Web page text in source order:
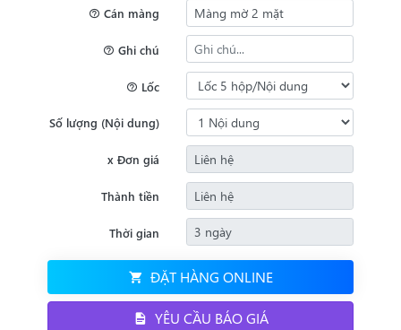
Cán màng
Ghi chú
Lốc
Số lượng (Nội dung)
x Đơn giá
Thành tiền
Thời gian
ĐẶT HÀNG ONLINE
YÊU CẦU BÁO GIÁ